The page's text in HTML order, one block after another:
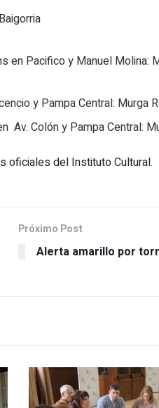
en Pacifico y Manuel Molina:
y Pampa Central: Murga
Av. Colón y Pampa Central:
oficiales del Instituto Cultural.
Próximo Post
Alerta amarillo por